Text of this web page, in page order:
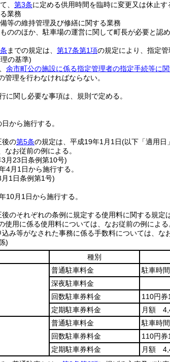
、 第3条に定める供用時間を臨時に変更又は休止す
業務
等の維持管理及び修繕に関する業務
ののほか、駐車場の運営に関して町長が必要と認
までの規定は、 第17条第1項の規定により、指定
の基準)
余市町公の施設に係る指定管理者の指定手続等に
管理を行わなければならない。
に関し必要な事項は、規則で定める。
から施行する。
後の第5条の規定は、平成19年1月1日(以下「適用日
なお従前の例による。
月23日条例第10号)
4月1日から施行する。
1日条例第1号)
10月1日から施行する。
のそれぞれの条例に規定する使用料に関する規定
使用に係る使用料については、なお従前の例による
み等がなされた事務に係る手数料については、な
)
種別
普通駐車料金
駐車時
深夜駐車料金
回数駐車券料金
110円
定期駐車券料金
月額
普通駐車料金
駐車時
回数駐車券料金
110円
定期駐車券料金
月額